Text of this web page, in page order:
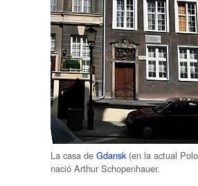
La casa de Gdansk (en la actual
nació Arthur Schopenhauer.